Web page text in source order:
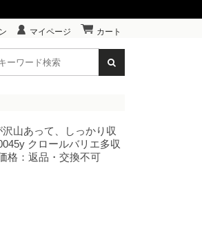
マイページ カート
山あって、しっかり収
クロールバリエ多収
格：返品・交換不可